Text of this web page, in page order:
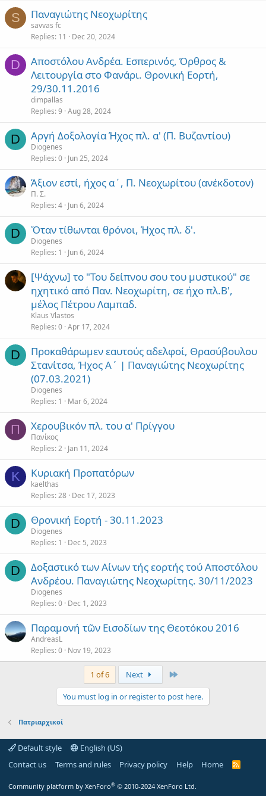
S Παναγιώτης Νεοχωρίτης
savvas fc
Replies 11 Dec 20, 2024
D
Αποστόλου Ανδρέα. Εσπερινός, Όρθρος &
Λειτουργία στο Φανάρι. Θρονική Εορτή,
29/30.11.2016
dimpallas
Replies 9 Aug 28, 2024
D Αργή Δοξολογία Ήχος πλ. α' (Π. Βυζαντίου)
Diogenes
Replies 0 Jun 25, 2024
Άξιον εστί, ήχος α΄, Π. Νεοχωρίτου (ανέκδοτον)
Π. Σ.
Replies 4 Jun 6, 2024
D Ὅταν τίθωνται θρόνοι, Ήχος πλ. δ'.
Diogenes
Replies 1 Jun 6, 2024
[Ψάχνω] το "Του δείπνου σου του μυστικού" σε
ηχητικό από Παν. Νεοχωρίτη, σε ήχο πλ.Β',
μέλος Πέτρου Λαμπαδ.
Klaus Vlastos
Replies 0 Apr 17, 2024
D
Προκαθάρωμεν εαυτούς αδελφοί, Θρασύβουλου
Στανίτσα, Ήχος Α΄ | Παναγιώτης Νεοχωρίτης
(07.03.2021)
Diogenes
Replies 1 Mar 6, 2024
Π Χερουβικόν πλ. του α' Πρίγγου
Πανίκος
Replies 2 Jan 11, 2024
K Κυριακή Προπατόρων
kaelthas
Replies 28 Dec 17, 2023
D Θρονική Εορτή - 30.11.2023
Diogenes
Replies 1 Dec 5, 2023
D
Δοξαστικό των Αίνων τής εορτής τού Αποστόλου
Ανδρέου. Παναγιώτης Νεοχωρίτης. 30/11/2023
Diogenes
Replies 0 Dec 1, 2023
Παραμονή τῶν Εισοδίων της Θεοτόκου 2016
AndreasL
Replies 0 Nov 19, 2023
1 of 6 Next
You must log in or register to post here.
Πατριαρχικοί
Default style
English (US)
Contact us
Terms and rules Privacy policy Help Home
R
Community platform by XenForo® © 2010-2024 XenForo Ltd.